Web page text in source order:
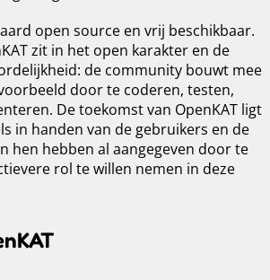
open source en vrij beschikbaar.
zit in het open karakter en de
de community bouwt mee
door te coderen, testen,
De toekomst van OpenKAT ligt
in handen van de gebruikers en de
hen hebben al aangegeven door te
rol te willen nemen in deze